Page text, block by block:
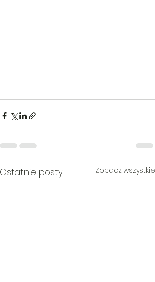
Ostatnie posty Zobacz wszystkie